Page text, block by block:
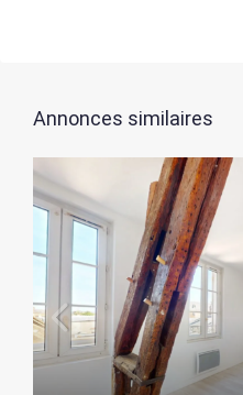
Annonces similaires